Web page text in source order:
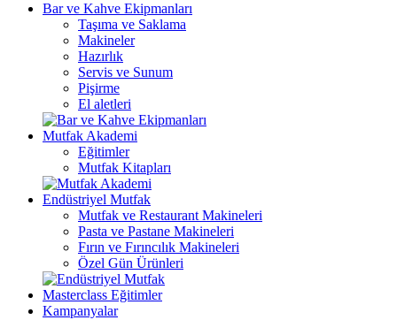
Bar ve Kahve Ekipmanları
Taşıma ve Saklama
Makineler
Hazırlık
Servis ve Sunum
Pişirme
El aletleri
Mutfak Akademi
Eğitimler
Mutfak Kitapları
Endüstriyel Mutfak
Mutfak ve Restaurant Makineleri
Pasta ve Pastane Makineleri
Fırın ve Fırıncılık Makineleri
Özel Gün Ürünleri
Masterclass Eğitimler
Kampanyalar